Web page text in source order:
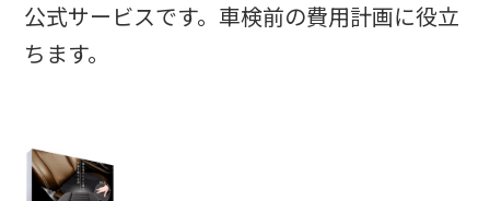
公式サービスです。車検前の費用計画に役立
ちます。​